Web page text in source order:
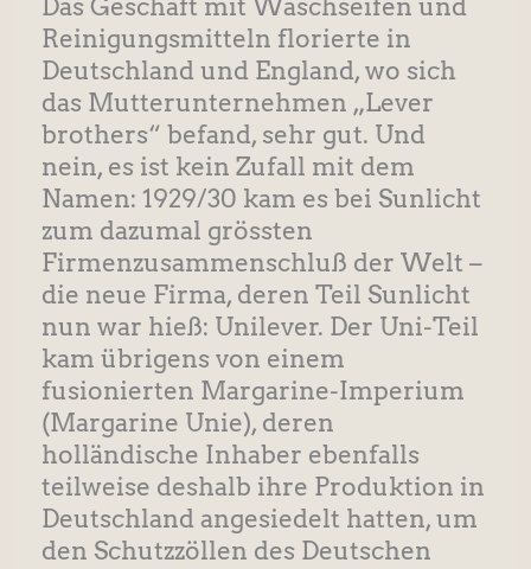
Das Geschäft mit Waschseifen und
Reinigungsmitteln florierte in
Deutschland und England, wo sich
das Mutterunternehmen „Lever
brothers“ befand, sehr gut. Und
nein, es ist kein Zufall mit dem
Namen: 1929/30 kam es bei Sunlicht
zum dazumal grössten
Firmenzusammenschluß der Welt –
die neue Firma, deren Teil Sunlicht
nun war hieß: Unilever. Der Uni-Teil
kam übrigens von einem
fusionierten Margarine-Imperium
(Margarine Unie), deren
holländische Inhaber ebenfalls
teilweise deshalb ihre Produktion in
Deutschland angesiedelt hatten, um
den Schutzzöllen des Deutschen